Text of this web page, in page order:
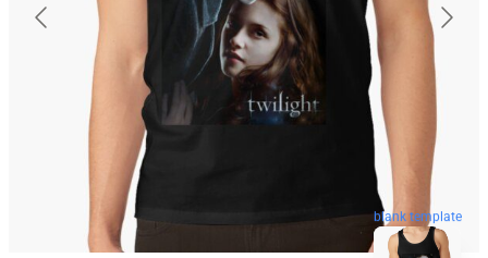
blank template